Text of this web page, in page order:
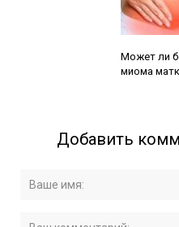
Может ли
миома
Добавить